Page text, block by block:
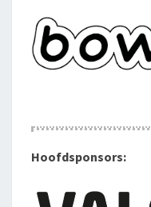
Hoofdsponsors: